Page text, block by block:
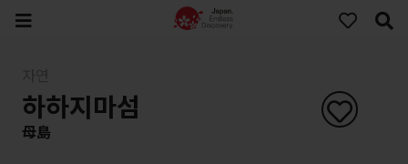
하하지마섬
母島